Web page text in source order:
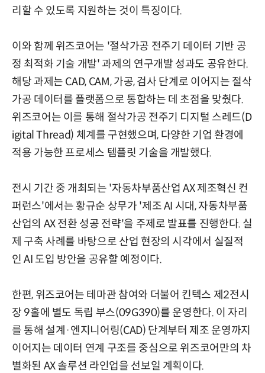
리할 수 있도록 지원하는 것이 특징이다.
이와 함께 위즈코어는 '절삭가공 전주기 데이터 기반 공
정 최적화 기술 개발' 과제의 연구개발 성과도 공유한다.
해당 과제는 CAD, CAM, 가공, 검사 단계로 이어지는 절삭
가공 데이터를 플랫폼으로 통합하는 데 초점을 맞췄다.
위즈코어는 이를 통해 절삭가공 전주기 디지털 스레드(D
igital Thread) 체계를 구현했으며, 다양한 기업 환경에
적용 가능한 프로세스 템플릿 기술을 개발했다.
전시 기간 중 개최되는 '자동차부품산업 AX 제조혁신 컨
퍼런스'에서는 황규순 상무가 '제조 AI 시대, 자동차부품
산업의 AX 전환 성공 전략'을 주제로 발표를 진행한다. 실
제 구축 사례를 바탕으로 산업 현장의 시각에서 실질적
인 AI 도입 방안을 공유할 예정이다.
한편, 위즈코어는 테마관 참여와 더불어 킨텍스 제2전시
장 9홀에 별도 독립 부스(09G390)를 운영한다. 이 자리
를 통해 설계·엔지니어링(CAD) 단계부터 제조 운영까지
이어지는 데이터 연계 구조를 중심으로 위즈코어만의 차
별화된 AX 솔루션 라인업을 선보일 계획이다.